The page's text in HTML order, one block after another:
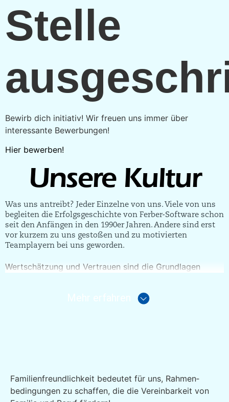
Stelle
Bewirb dich initiativ! Wir freuen uns immer über
interessante Bewerbungen!
Hier bewerben!
Unsere Kultur
Was uns antreibt? Jeder Einzelne von uns. Viele von uns
begleiten die Erfolgsgeschichte von Ferber-Software schon
seit den Anfängen in den 1990er Jahren. Andere sind erst
vor kurzem zu uns gestoßen und zu motivierten
Teamplayern bei uns geworden.
Wertschätzung und Vertrauen sind die Grundlagen
Mitarbeiterin unseres Unternehmens wird als Mensch
und Persönlichkeit respektiert und geachtet.
gemeinsame Zeit zu verbringen, wird gern genutzt.
Familien­freundlich­keit bedeutet für uns, Rahmen­
bedingungen zu schaffen, die die Verein­barkeit von